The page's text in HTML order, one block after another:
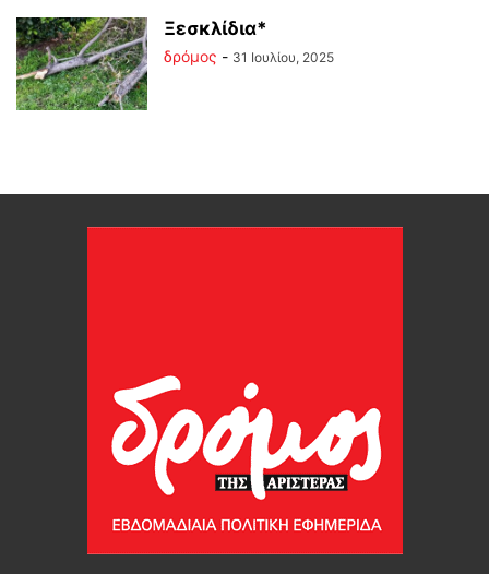
Ξεσκλίδια*
δρόμος - 31 Ιουλίου, 2025